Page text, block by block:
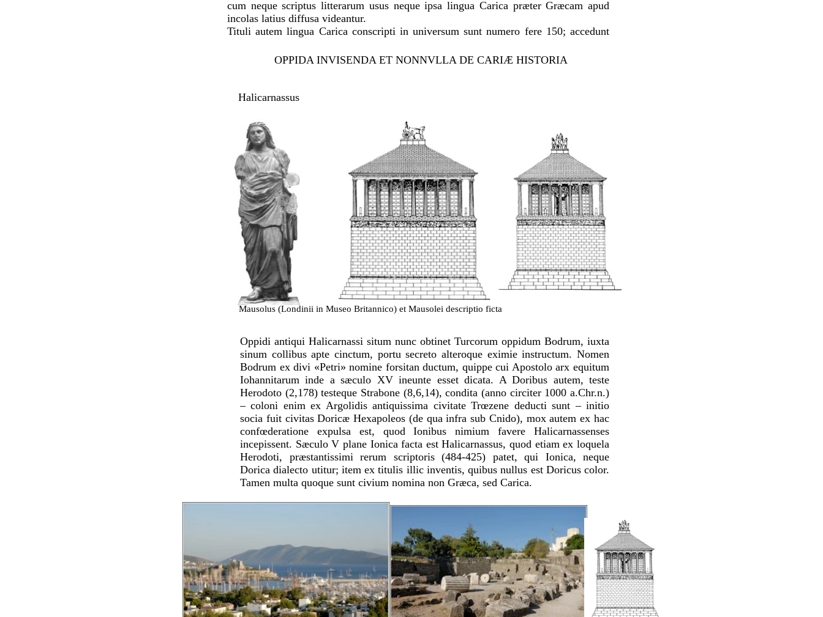
cum neque scriptus litterarum usus neque ipsa lingua Carica præter Græcam apud
incolas latius diffusa videantur.
Tituli autem lingua Carica conscripti in universum sunt numero fere 150; accedunt
OPPIDA INVISENDA ET NONNVLLA DE CARIÆ HISTORIA
Halicarnassus
Mausolus (Londinii in Museo Britannico) et Mausolei descriptio ficta
Oppidi antiqui Halicarnassi situm nunc obtinet Turcorum oppidum Bodrum, iuxta
sinum collibus apte cinctum, portu secreto alteroque eximie instructum. Nomen
Bodrum ex divi «Petri» nomine forsitan ductum, quippe cui Apostolo arx equitum
Iohannitarum inde a sæculo XV ineunte esset dicata. A Doribus autem, teste
Herodoto (2,178) testeque Strabone (8,6,14), condita (anno circiter 1000 a.Chr.n.)
– coloni enim ex Argolidis antiquissima civitate Trœzene deducti sunt – initio
socia fuit civitas Doricæ Hexapoleos (de qua infra sub Cnido), mox autem ex hac
confœderatione expulsa est, quod Ionibus nimium favere Halicarnassenses
incepissent. Sæculo V plane Ionica facta est Halicarnassus, quod etiam ex loquela
Herodoti, præstantissimi rerum scriptoris (484-425) patet, qui Ionica, neque
Dorica dialecto utitur; item ex titulis illic inventis, quibus nullus est Doricus color.
Tamen multa quoque sunt civium nomina non Græca, sed Carica.